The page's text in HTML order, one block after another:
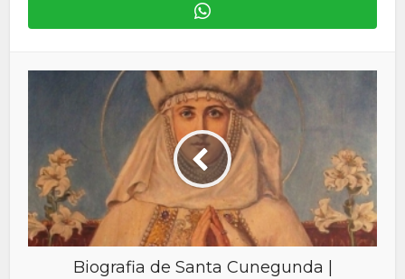
Biografia de Santa Cunegunda |